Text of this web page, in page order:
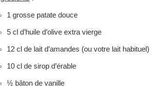
1 grosse patate douce
5 cl d’huile d’olive extra vierge
12 cl de lait d’amandes (ou votre lait habituel)
10 cl de sirop d’érable
½ bâton de vanille